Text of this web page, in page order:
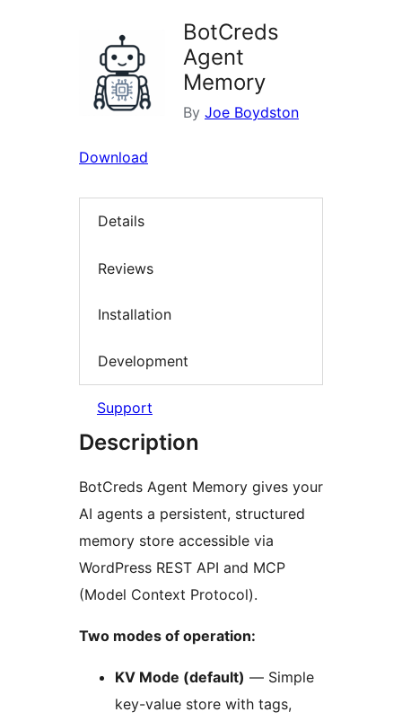
BotCreds
Agent
Memory
By Joe Boydston
Download
Details
Reviews
Installation
Development
Support
Description
BotCreds Agent Memory gives your
AI agents a persistent, structured
memory store accessible via
WordPress REST API and MCP
(Model Context Protocol).
Two modes of operation:
KV Mode (default) — Simple
key-value store with tags,